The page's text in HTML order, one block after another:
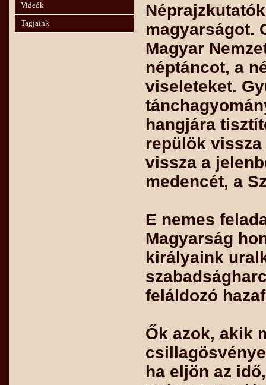
Videók
Tagjaink
magyarságot.
Magyar
néptáncot, a
viseleteket.
hangjára
repülök vissza
vissza a
medencét, a
E nemes
Magyarság
királyaink
feláldozó
Ők azok, akik
ha eljön az